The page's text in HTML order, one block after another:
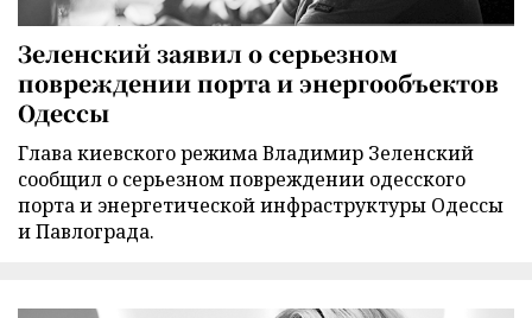
Зеленский заявил о серьезном
повреждении порта и энергообъектов
Одессы
Глава киевского режима Владимир Зеленский
сообщил о серьезном повреждении одесского
порта и энергетической инфраструктуры Одессы
и Павлограда.